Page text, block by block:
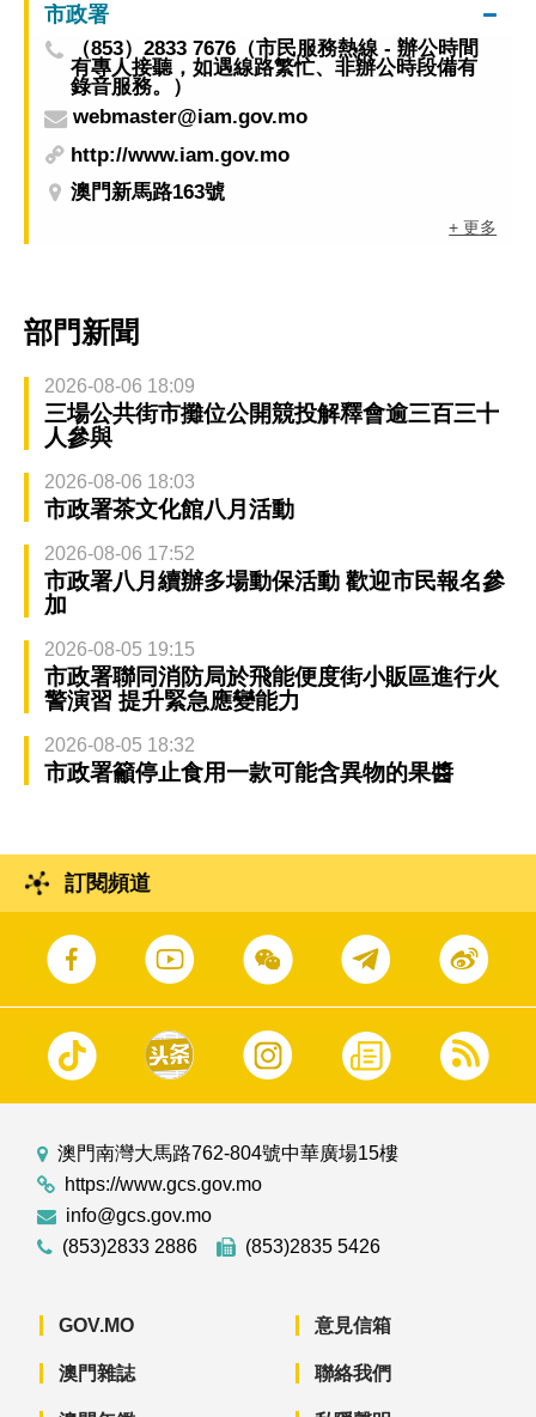
市政署
（853）2833 7676（市民服務熱線 - 辦公時間
有專人接聽，如遇線路繁忙、非辦公時段備有
錄音服務。）
webmaster@iam.gov.mo
http://www.iam.gov.mo
澳門新馬路163號
+ 更多
部門新聞
2026-08-06 18:09
三場公共街市攤位公開競投解釋會逾三百三十
人參與
2026-08-06 18:03
市政署茶文化館八月活動
2026-08-06 17:52
市政署八月續辦多場動保活動 歡迎市民報名參
加
2026-08-05 19:15
市政署聯同消防局於飛能便度街小販區進行火
警演習 提升緊急應變能力
2026-08-05 18:32
市政署籲停止食用一款可能含異物的果醬
訂閱頻道
澳門南灣大馬路762-804號中華廣場15樓
https://www.gcs.gov.mo
info@gcs.gov.mo
(853)2833 2886
(853)2835 5426
GOV.MO
澳門雜誌
意見信箱
聯絡我們